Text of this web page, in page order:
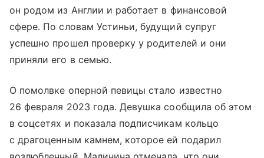
он родом из Англии и работает в финансовой
сфере. По словам Устиньи, будущий супруг
успешно прошел проверку у родителей и они
приняли его в семью.
О помолвке оперной певицы стало известно
26 февраля 2023 года. Девушка сообщила об этом
в соцсетях и показала подписчикам кольцо
с драгоценным камнем, которое ей подарил